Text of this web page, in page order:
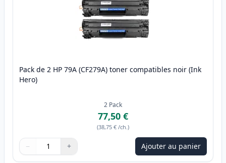
Pack de 2 HP 79A (CF279A) toner compatibles noir (Ink
Hero)
2 Pack
77,50 €
(38,75 € /ch.)
Quantité
Utilisez les boutons pour ajuster
− +
Quantité Ajouter au panier